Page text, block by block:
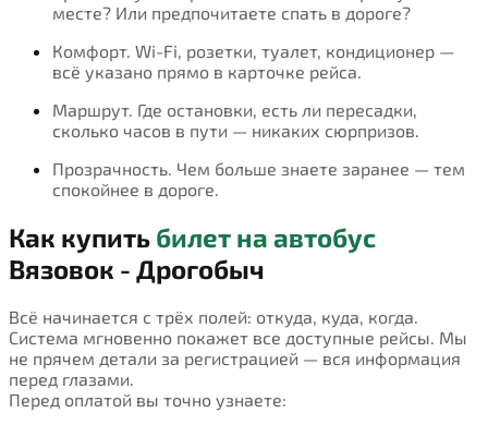
месте? Или предпочитаете спать в дороге?
Комфорт. Wi-Fi, розетки, туалет, кондиционер —
всё указано прямо в карточке рейса.
Маршрут. Где остановки, есть ли пересадки,
сколько часов в пути — никаких сюрпризов.
Прозрачность. Чем больше знаете заранее — тем
спокойнее в дороге.
Как купить билет на автобус
Вязовок - Дрогобыч
Всё начинается с трёх полей: откуда, куда, когда.
Система мгновенно покажет все доступные рейсы. Мы
не прячем детали за регистрацией — вся информация
перед глазами.
Перед оплатой вы точно узнаете: